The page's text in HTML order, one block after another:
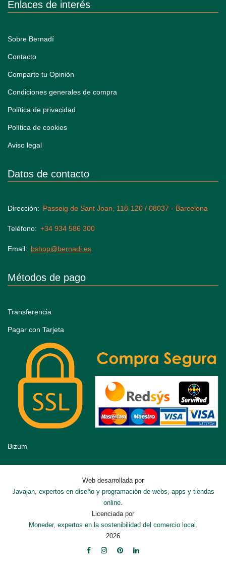
Enlaces de interés
Sobre Bernadí
Contacto
Comparte tu Opinión
Condiciones generales de compra
Política de privacidad
Política de cookies
Aviso legal
Datos de contacto
Dirección Passeig de Sant Joan, 118-120 / 08037 - Barcelona
Teléfono +34 934 586 300
Email bshop@bernadi.es
Métodos de pago
Transferencia
Pagar con Tarjeta
Bizum
Web desarrollada por
Javajan, expertos en diseño y programación de webs, apps y tiendas
online.
Licenciada por
Moneder, expertos en la sostenibilidad del comercio local.
2026